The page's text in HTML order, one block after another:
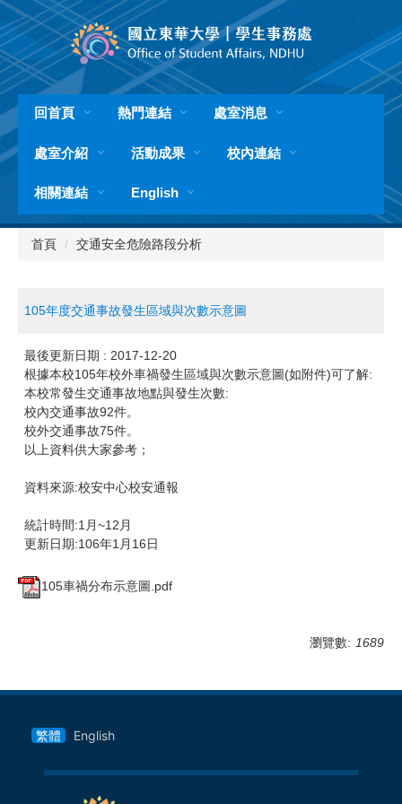
跳
到
主
要
內
容
區
回首頁 熱門連結 處室消息
處室介紹 活動成果 校內連結
相關連結 English
首頁 交通安全危險路段分析
105年度交通事故發生區域與次數示意圖
最後更新日期 : 2017-12-20
根據本校105年校外車禍發生區域與次數示意圖(如附件)可了解:
本校常發生交通事故地點與發生次數:
校內交通事故92件。
校外交通事故75件。
以上資料供大家參考；
資料來源:校安中心校安通報
統計時間:1月~12月
更新日期:106年1月16日
105車禍分布示意圖.pdf
瀏覽數: 1689
繁體 English